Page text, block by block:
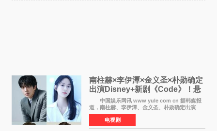
南柱赫×李伊潭×金义圣×朴勋确定
出演Disney+新剧《Code》！悬
疑犯罪惊悚明年上线
中国娱乐网讯 www yule com cn 据韩媒报
道，南柱赫、李伊潭、金义圣、朴勋确定出演
Disney+新剧《Code》，该剧预计将于明年播
出，引发高度关注。 本剧改编自同名人气台
剧，讲述了一位往来
电视剧